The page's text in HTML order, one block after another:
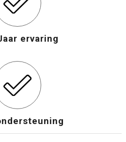
ervaring